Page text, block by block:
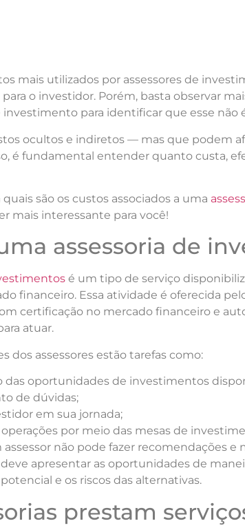
mais utilizados por assessores de
o investidor. Porém, basta observar
investimento para identificar que esse não
ocultos e indiretos — mas que podem
é fundamental entender quanto custa,
são os custos associados a uma
mais interessante para você!
assessoria de
é um tipo de serviço
financeiro. Essa atividade é oferecida
certificação no mercado financeiro e
atuar.
dos assessores estão tarefas como:
das oportunidades de investimentos
de dúvidas;
em sua jornada;
operações por meio das mesas de
assessor não pode fazer recomendações
apresentar as oportunidades de
e os riscos das alternativas.
prestam